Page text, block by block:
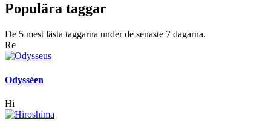
Populära taggar
De 5 mest lästa taggarna under de senaste 7 dagarna.
Re
Odysséen
Hi